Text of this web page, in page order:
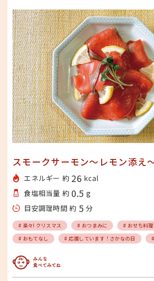
スモークサーモン〜レモン添え
エネルギー 約 26 kcal
食塩相当量 約 0.5 g
目安調理時間 約 5 分
# 楽々! クリスマス # おつまみに
# おせち料
# おもてなし
# 応援しています！さかなの日
みんな食べてみてね